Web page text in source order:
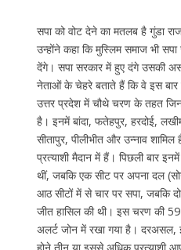
सपा को वोट देने का मतलब है गुंडा
उन्होंने कहा कि मुस्लिम समाज भी
देंगे। सपा सरकार में हुए दंगे उसकी
नेताओं के चेहरे बताते हैं कि वे इस बार
उत्तर प्रदेश में चौथे चरण के तहत
है। इनमें बांदा, फतेहपुर, हरदोई,
सीतापुर, पीलीभीत और उन्नाव
प्रत्याशी मैदान में हैं। पिछली बार
थीं, जबकि एक सीट पर अपना दल
आठ सीटों में से चार पर सपा, जबकि
जीत हासिल की थी। इस चरण की
अलर्ट जोन में रखा गया है। दरअसल,